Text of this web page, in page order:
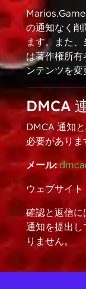
の通知なく
ます。また
は著作権所
ンテンツを
DMCA
DMCA 通知
必要がありま
メール:
ウェブサイト
確認と返信
通知を提出
りません。